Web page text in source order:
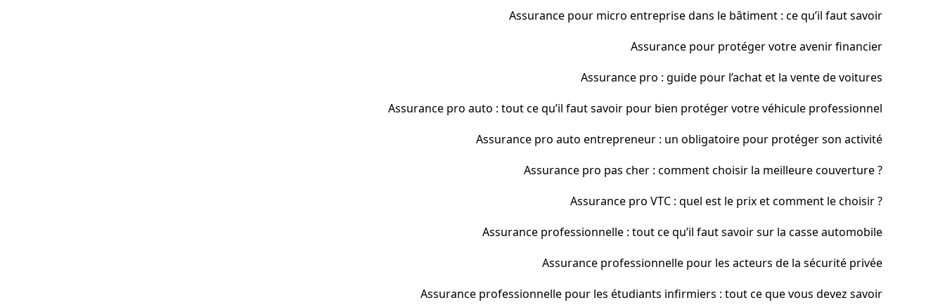
Assurance pour micro entreprise dans le bâtiment : ce qu’il faut savoir
Assurance pour protéger votre avenir financier
Assurance pro : guide pour l’achat et la vente de voitures
Assurance pro auto : tout ce qu’il faut savoir pour bien protéger votre véhicule professionnel
Assurance pro auto entrepreneur : un obligatoire pour protéger son activité
Assurance pro pas cher : comment choisir la meilleure couverture ?
Assurance pro VTC : quel est le prix et comment le choisir ?
Assurance professionnelle : tout ce qu’il faut savoir sur la casse automobile
Assurance professionnelle pour les acteurs de la sécurité privée
Assurance professionnelle pour les étudiants infirmiers : tout ce que vous devez savoir